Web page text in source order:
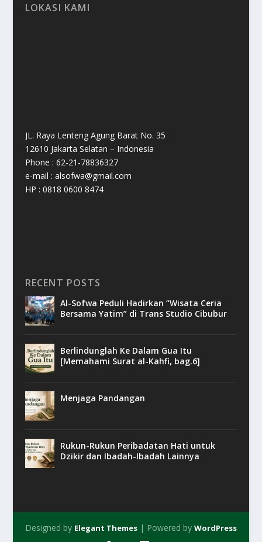
LOKASI KAMI
JL. Raya Lenteng Agung Barat No. 35
12610 Jakarta Selatan – Indonesia
Phone : 62-21-78836327
e-mail : alsofwa@gmail.com
HP : 0818 0600 8474
RECENT POSTS
Al-Sofwa Peduli Hadirkan “Wisata Ceria
Bersama Yatim” di Trans Studio Cibubur
Berlindunglah Ke Dalam Gua Itu
[Memahami Surat al-Kahfi, bag.6]
Menjaga Pandangan
Rukun-Rukun Peribadatan Hati untuk
Dzikir dan Ibadah-Ibadah Lainnya
Designed by Elegant Themes| Powered by WordPress